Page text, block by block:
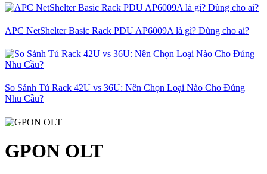
APC NetShelter Basic Rack PDU AP6009A là gì? Dùng cho ai?
So Sánh Tủ Rack 42U vs 36U: Nên Chọn Loại Nào Cho Đúng
Nhu Cầu?
GPON OLT